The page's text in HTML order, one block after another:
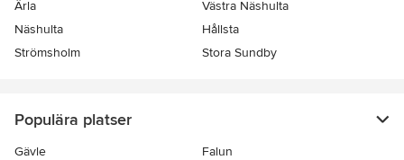
Ärla
Västra Näshulta
Näshulta
Hållsta
Strömsholm
Stora Sundby
Populära platser
Gävle
Falun